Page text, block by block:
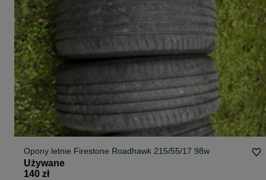
Opony letnie Firestone Roadhawk 215/55/17 98w
Używane
140 zł